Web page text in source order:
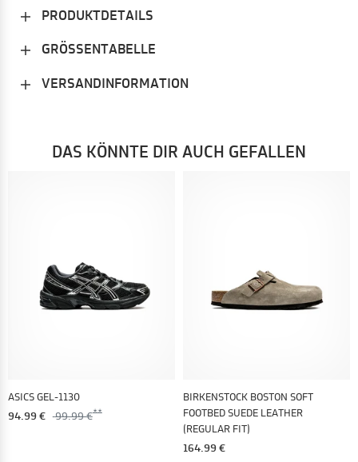
PRODUKTDETAILS
GRÖSSENTABELLE
VERSANDINFORMATION
DAS KÖNNTE DIR AUCH GEFALLEN
ASICS GEL-1130
94.99 €
99.99 €
BIRKENSTOCK BOSTON SOFT
FOOTBED SUEDE LEATHER
(REGULAR FIT)
164.99 €